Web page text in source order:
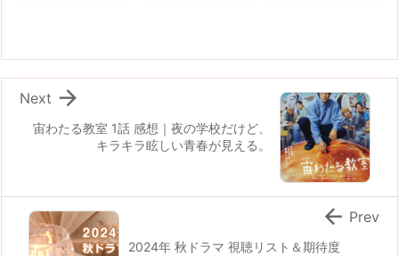
宙わたる教室 1話 感想｜夜の学校だけど、
キラキラ眩しい青春が見える。

Next
2024年 秋ドラマ 視聴リスト＆期待度
 Prev